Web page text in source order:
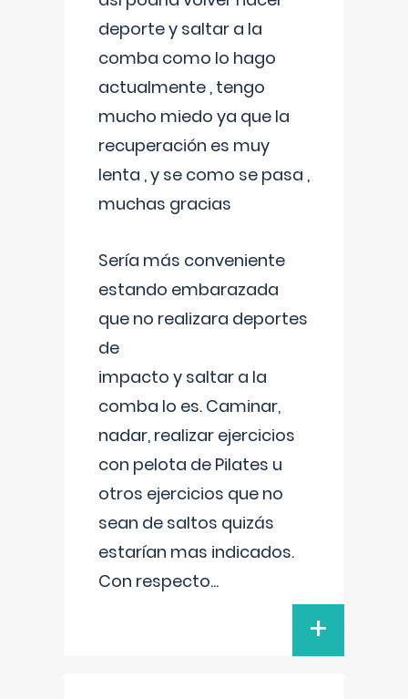
deporte y saltar a la
comba como lo hago
actualmente , tengo
mucho miedo ya que la
recuperación es muy
lenta , y se como se pasa ,
muchas gracias
Sería más conveniente
estando embarazada
que no realizara deportes
de
impacto y saltar a la
comba lo es. Caminar,
nadar, realizar ejercicios
con pelota de Pilates u
otros ejercicios que no
sean de saltos quizás
estarían mas indicados.
Con respecto...
+